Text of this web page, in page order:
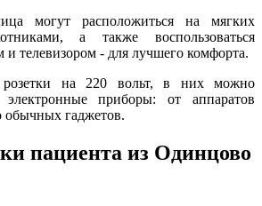
могут расположиться на мягких
а также воспользоваться
и телевизором - для лучшего комфорта.
на 220 вольт, в них можно
электронные приборы: от аппаратов
обычных гаджетов.
пациента из Одинцово